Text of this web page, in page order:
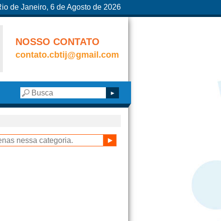
de Janeiro, 6 de Agosto de 2026
NOSSO CONTATO
contato.cbtij@gmail.com